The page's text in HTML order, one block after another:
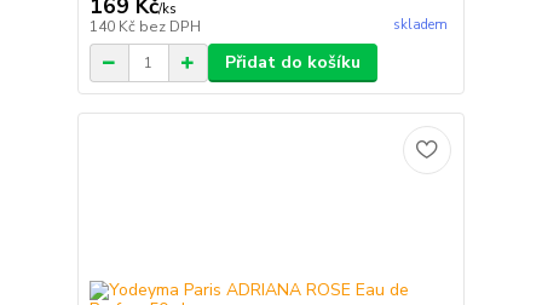
169 Kč/ks
140 Kč bez DPH skladem
Přidat do košíku